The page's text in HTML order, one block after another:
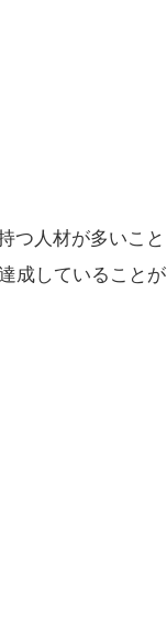
つ人材が多いこと
成していることが